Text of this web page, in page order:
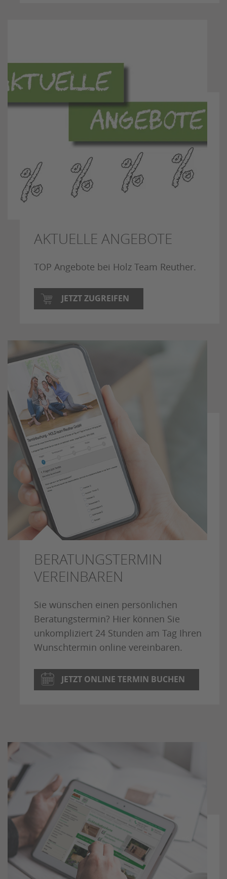
AKTUELLE ANGEBOTE
TOP Angebote bei Holz Team Reuther.
JETZT ZUGREIFEN
BERATUNGSTERMIN
VEREINBAREN
Sie wünschen einen persönlichen
Beratungstermin? Hier können Sie
unkompliziert 24 Stunden am Tag Ihren
Wunschtermin online vereinbaren.
JETZT ONLINE TERMIN BUCHEN